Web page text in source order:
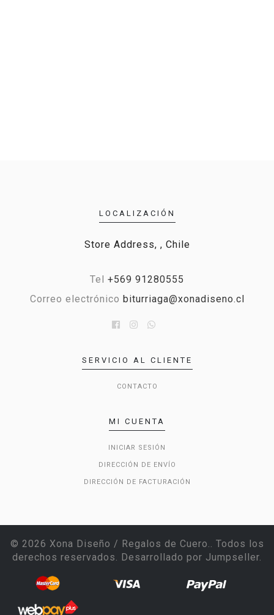
LOCALIZACIÓN
Store Address, , Chile
Tel +569 91280555
Correo electrónico biturriaga@xonadiseno.cl
SERVICIO AL CLIENTE
CONTACTO
MI CUENTA
INICIAR SESIÓN
DIRECCIÓN DE ENVÍO
DIRECCIÓN DE FACTURACIÓN
© 2026 Xona Diseño / Regalos de Cuero.. Todos los
derechos reservados. Desarrollado por Jumpseller.